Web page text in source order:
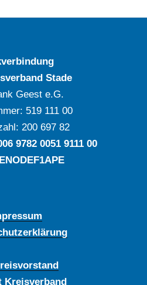
Stade
Geest e.G.
‍519 111 00
‍200 697 82
‍9782 ‍0051 ‍9111 ‍00
Kreisverband